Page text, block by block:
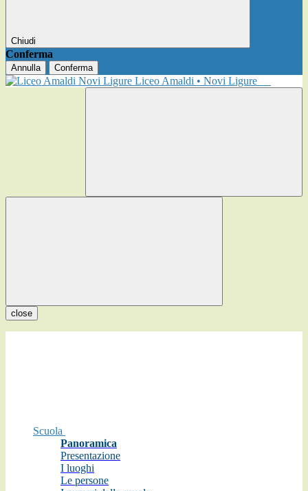
Chiudi
Conferma
Annulla Conferma
Liceo Amaldi • Novi Ligure
close
Scuola
Panoramica
Presentazione
I luoghi
Le persone